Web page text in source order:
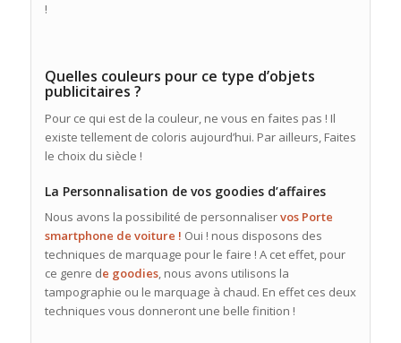
!
Quelles couleurs pour ce type d’objets
publicitaires ?
Pour ce qui est de la couleur, ne vous en faites pas ! Il
existe tellement de coloris aujourd’hui. Par ailleurs, Faites
le choix du siècle !
La Personnalisation de vos goodies d’affaires
Nous avons la possibilité de personnaliservos Porte
smartphone de voiture ! Oui ! nous disposons des
techniques de marquage pour le faire ! A cet effet, pour
ce genre de goodies, nous avons utilisons la
tampographie ou le marquage à chaud. En effet ces deux
techniques vous donneront une belle finition !